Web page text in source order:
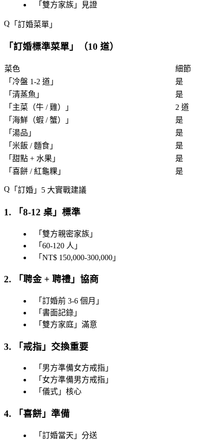
「 雙方家族 」見證
「 訂婚菜單 」
「訂婚標準菜單 」（10 道）
菜色
細節
「 冷盤 1-2 道 」
是
「 清蒸魚 」
是
「 主菜（牛 / 雞） 」
2 道
「 海鮮（蝦 / 蟹） 」
是
「 湯品 」
是
「 米飯 / 麵食 」
是
「 甜點 + 水果 」
是
「 喜餅 / 紅龜粿 」 是
「 訂婚 」5 大實戰建議
1. 「8-12 桌 」標準
「 雙方親密家族 」
「 60-120 人 」
「 NT$ 150,000-300,000 」
2. 「聘金 + 聘禮 」協商
「 訂婚前 3-6 個月 」
「 書面記錄 」
「 雙方家庭 」滿意
3. 「戒指 」交換重要
「 男方準備女方戒指 」
「 女方準備男方戒指 」
「 儀式 」核心
4. 「喜餅 」準備
「 訂婚當天 」分送